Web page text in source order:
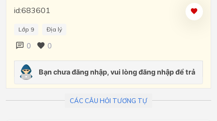
id:683601
Lớp 9 Địa lý
0 0
CÁC CÂU HỎI TƯƠNG TỰ